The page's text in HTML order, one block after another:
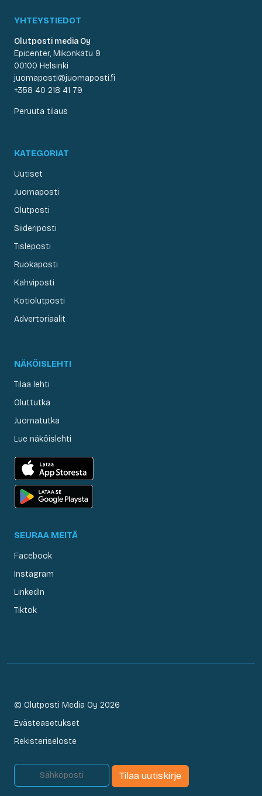
YHTEYSTIEDOT
Olutposti media Oy
Epicenter, Mikonkatu 9
00100 Helsinki
juomaposti@juomaposti.fi
+358 40 218 41 79
Peruuta tilaus
KATEGORIAT
Uutiset
Juomaposti
Olutposti
Siideriposti
Tisleposti
Ruokaposti
Kahviposti
Kotiolutposti
Advertoriaalit
NÄKÖISLEHTI
Tilaa lehti
Oluttutka
Juomatutka
Lue näköislehti
SEURAA MEITÄ
Facebook
Instagram
LinkedIn
Tiktok
© Olutposti Media Oy 2026
Evästeasetukset
Rekisteriseloste
Tilaa uutiskirje